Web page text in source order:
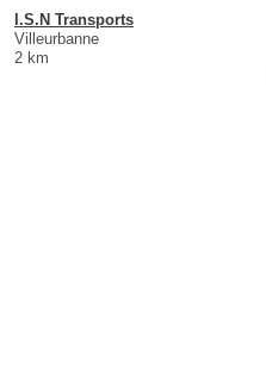
I.S.N Transports
Villeurbanne
2 km